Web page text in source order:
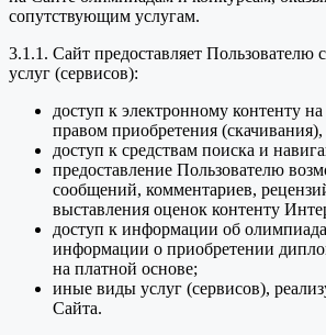
сопутствующим услугам.
3.1.1. Сайт предоставляет
услуг (сервисов):
доступ к электронному контенту
правом приобретения
доступ к средствам поиска и
предоставление Пользователю
сообщений, комментариев,
выставления оценок контенту
доступ к информации об
информации о приобретении
на платной основе;
иные виды услуг (сервисов),
Сайта.